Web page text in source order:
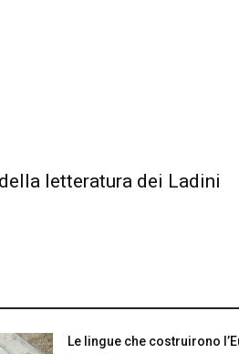
letteratura dei Ladini
Le lingue che costruirono